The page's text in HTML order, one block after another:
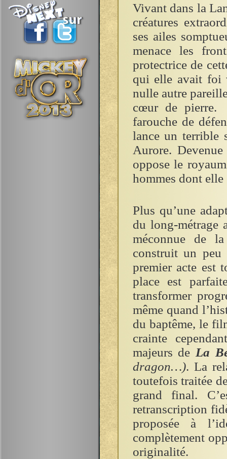
Vivant dans la
créatures
ses ailes
menace les
protectrice de
qui elle avait foi
nulle autre
cœur de pierre.
farouche de
lance un terrible
Aurore.
oppose le
hommes dont elle
Plus qu’une
du long-métrage
méconnue de
construit un peu
premier acte est
place est
transformer
même quand
du baptême, le
crainte
majeurs de La
dragon…). La
toutefois traitée
grand final.
retranscription
proposée à
complètement
originalité.